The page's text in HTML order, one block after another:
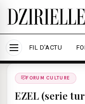
Nous utilisons
expérience et
FIL D'ACTU
Forums
FORUM CULTURE
EZEL (serie